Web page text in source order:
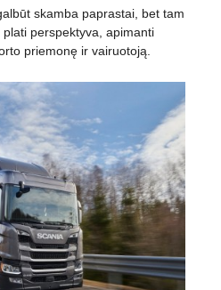
skamba paprastai, bet tam
perspektyva, apimanti
priemonę ir vairuotoją.